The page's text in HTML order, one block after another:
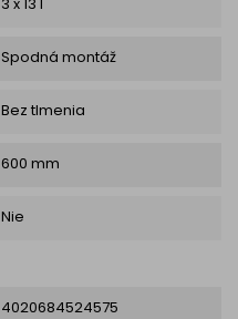
Spodná montáž
Bez tlmenia
600 mm
Nie
4020684524575